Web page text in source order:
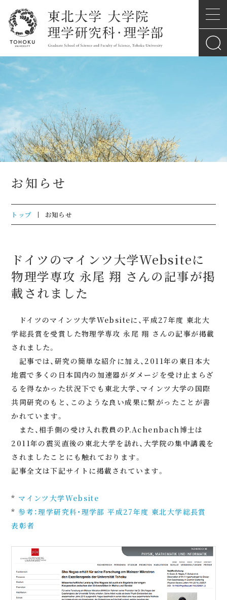
お知らせ
トップ お知らせ
ドイツのマインツ大学Websiteに
物理学専攻 永尾 翔 さんの記事が掲
載されました
ドイツのマインツ大学Websiteに、平成27年度 東北大
学総長賞を受賞した物理学専攻 永尾 翔 さんの記事が掲載
されました。
記事では、研究の簡単な紹介に加え、2011年の東日本大
地震で多くの日本国内の加速器がダメージを受け止まらざ
るを得なかった状況下でも東北大学、マインツ大学の国際
共同研究のもと、このような良い成果に繋がったことが書
かれています。
また、相手側の受け入れ教員のP.Achenbach博士は
2011年の震災直後の東北大学を訪れ、大学院の集中講義を
されましたことにも触れております。
記事全文は下記サイトに掲載されています。
* マインツ大学Website
*参考：理学研究科・理学部 平成27年度 東北大学総長賞
表彰者